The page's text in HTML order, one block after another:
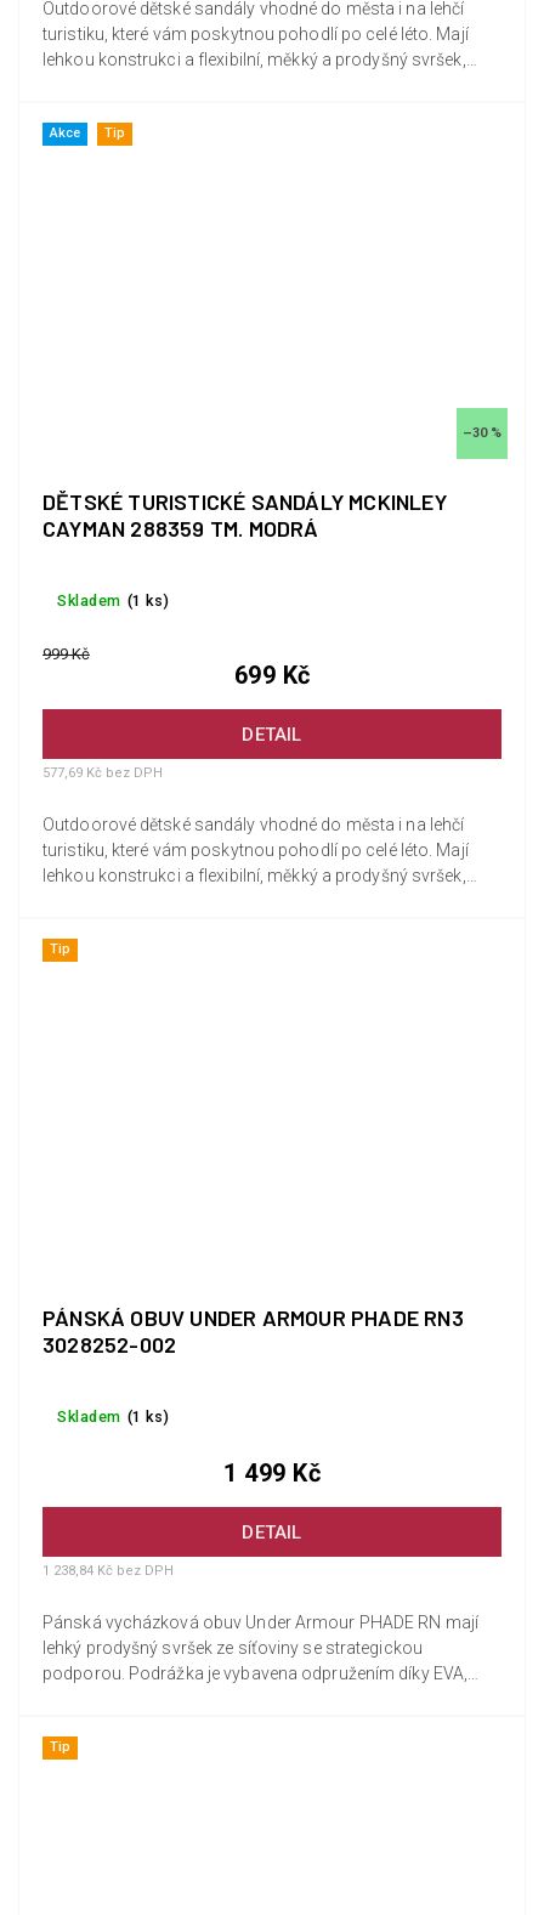
Outdoorové dětské sandály vhodné do města i na lehčí
turistiku, které vám poskytnou pohodlí po celé léto. Mají
lehkou konstrukci a flexibilní, měkký a prodyšný svršek,
Akce Tip
–30 %
DĚTSKÉ TURISTICKÉ SANDÁLY MCKINLEY
CAYMAN 288359 TM. MODRÁ
Skladem (1 ks)
DETAIL
577,69 Kč bez DPH
999 Kč
699 Kč
Outdoorové dětské sandály vhodné do města i na lehčí
turistiku, které vám poskytnou pohodlí po celé léto. Mají
lehkou konstrukci a flexibilní, měkký a prodyšný svršek,
Tip
PÁNSKÁ OBUV UNDER ARMOUR PHADE RN3
3028252-002
Skladem (1 ks)
DETAIL
1 238,84 Kč bez DPH
1 499 Kč
Pánská vycházková obuv Under Armour PHADE RN mají
lehký prodyšný svršek ze síťoviny se strategickou
podporou. Podrážka je vybavena odpružením díky EVA,
Tip